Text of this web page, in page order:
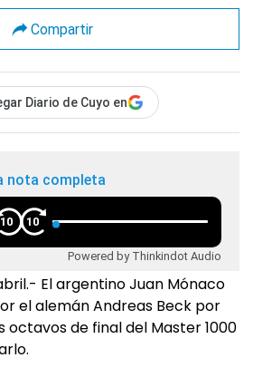
Compartir
Diario de Cuyo en
nota completa
10 10
Powered by Thinkindot Audio
El argentino Juan Mónaco
el alemán Andreas Beck por
octavos de final del Master 1000